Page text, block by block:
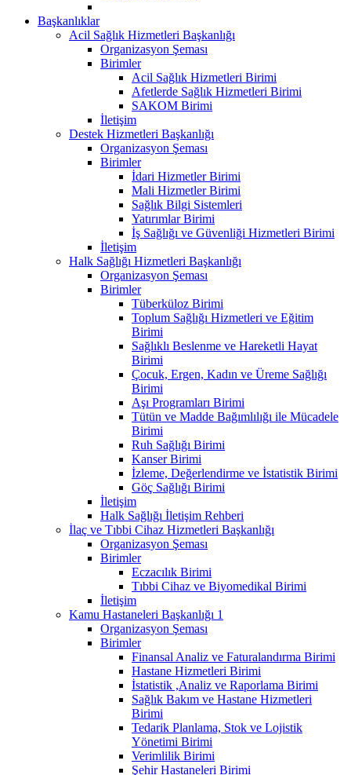
Başkanlıklar
Acil Sağlık Hizmetleri Başkanlığı
Organizasyon Şeması
Birimler
Acil Sağlık Hizmetleri Birimi
Afetlerde Sağlık Hizmetleri Birimi
SAKOM Birimi
İletişim
Destek Hizmetleri Başkanlığı
Organizasyon Şeması
Birimler
İdari Hizmetler Birimi
Mali Hizmetler Birimi
Sağlık Bilgi Sistemleri
Yatırımlar Birimi
İş Sağlığı ve Güvenliği Hizmetleri Birimi
İletişim
Halk Sağlığı Hizmetleri Başkanlığı
Organizasyon Şeması
Birimler
Tüberküloz Birimi
Toplum Sağlığı Hizmetleri ve Eğitim
Birimi
Sağlıklı Beslenme ve Hareketli Hayat
Birimi
Çocuk, Ergen, Kadın ve Üreme Sağlığı
Birimi
Aşı Programları Birimi
Tütün ve Madde Bağımlılığı ile Mücadele
Birimi
Ruh Sağlığı Birimi
Kanser Birimi
İzleme, Değerlendirme ve İstatistik Birimi
Göç Sağlığı Birimi
İletişim
Halk Sağlığı İletişim Rehberi
İlaç ve Tıbbi Cihaz Hizmetleri Başkanlığı
Organizasyon Şeması
Birimler
Eczacılık Birimi
Tıbbi Cihaz ve Biyomedikal Birimi
İletişim
Kamu Hastaneleri Başkanlığı 1
Organizasyon Şeması
Birimler
Finansal Analiz ve Faturalandırma Birimi
Hastane Hizmetleri Birimi
İstatistik ,Analiz ve Raporlama Birimi
Sağlık Bakım ve Hastane Hizmetleri
Birimi
Tedarik Planlama, Stok ve Lojistik
Yönetimi Birimi
Verimlilik Birimi
Şehir Hastaneleri Birimi